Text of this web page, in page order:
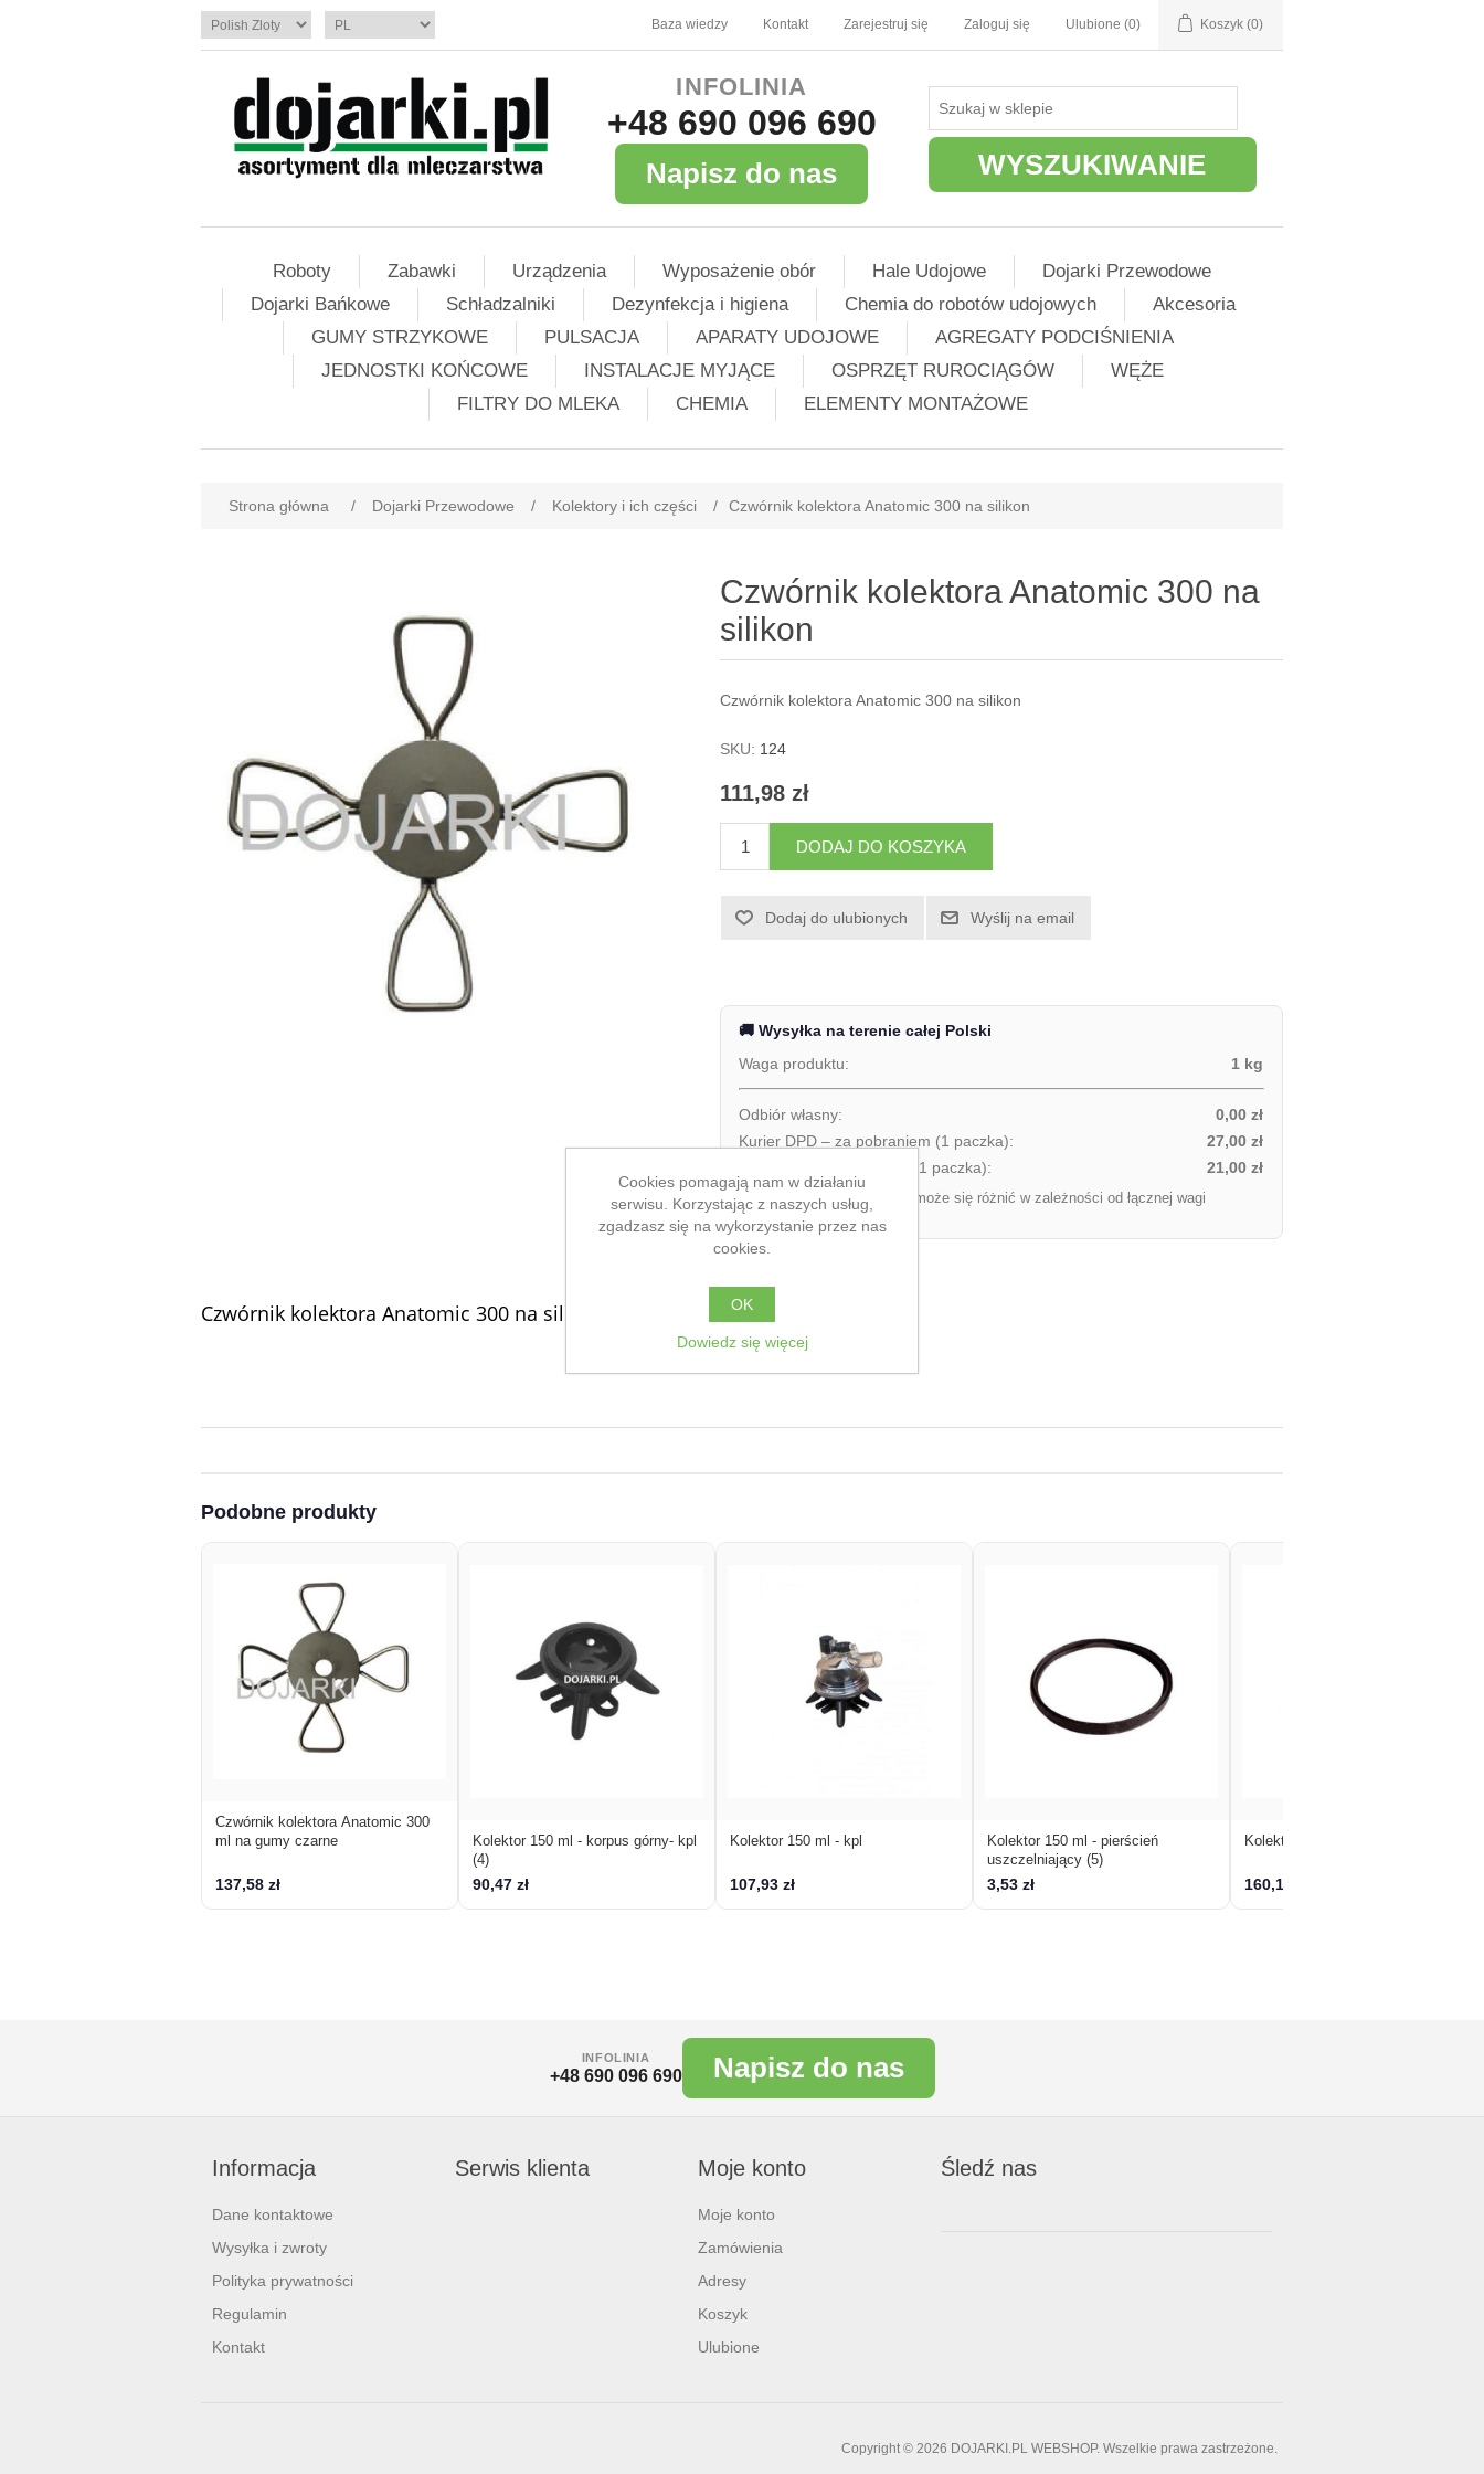
Baza wiedzy Kontakt Zarejestruj się Zaloguj się Ulubione (0) Koszyk (0)
INFOLINIA
+48 690 096 690
Napisz do nas WYSZUKIWANIE
Roboty Zabawki Urządzenia Wyposażenie obór Hale Udojowe
Dojarki Przewodowe
Dojarki Bańkowe
Schładzalniki Dezynfekcja i higiena Chemia do robotów udojowych
Akcesoria
GUMY STRZYKOWE
PULSACJA APARATY UDOJOWE
AGREGATY PODCIŚNIENIA
JEDNOSTKI KOŃCOWE
INSTALACJE MYJĄCE OSPRZĘT RUROCIĄGÓW
WĘŻE
FILTRY DO MLEKA
CHEMIA ELEMENTY MONTAŻOWE
Strona główna / Dojarki Przewodowe / Kolektory i ich części / Czwórnik kolektora Anatomic 300 na silikon
Czwórnik kolektora Anatomic 300 na
silikon
Czwórnik kolektora Anatomic 300 na silikon
SKU: 124
111,98 zł
DODAJ DO KOSZYKA
Dodaj do ulubionych Wyślij na email
🚚 Wysyłka na terenie całej Polski
Waga produktu:
1 kg
Odbiór własny:
0,00 zł
Kurier DPD – za pobraniem (1 paczka):
27,00 zł
Kurier DPD – przedpłata (1 paczka):
21,00 zł
Ostateczny koszt dostawy może się różnić w zależności od łącznej wagi
zamówienia.
Czwórnik kolektora Anatomic 300 na silikon
Podobne produkty
Czwórnik kolektora Anatomic 300
ml na gumy czarne
137,58 zł
Kolektor 150 ml - korpus górny- kpl
(4)
90,47 zł
Kolektor 150 ml - kpl
107,93 zł
Kolektor 150 ml - pierścień
uszczelniający (5)
3,53 zł
Kolektor 150 ml- kpl (1)
160,15 zł
INFOLINIA
+48 690 096 690 Napisz do nas
Informacja
Dane kontaktowe
Wysyłka i zwroty
Polityka prywatności
Regulamin
Kontakt
Serwis klienta Moje konto
Moje konto
Zamówienia
Adresy
Koszyk
Ulubione
Śledź nas
Copyright © 2026 DOJARKI.PL WEBSHOP. Wszelkie prawa zastrzeżone.
Cookies pomagają nam w działaniu
serwisu. Korzystając z naszych usług,
zgadzasz się na wykorzystanie przez nas
cookies.
OK
Dowiedz się więcej